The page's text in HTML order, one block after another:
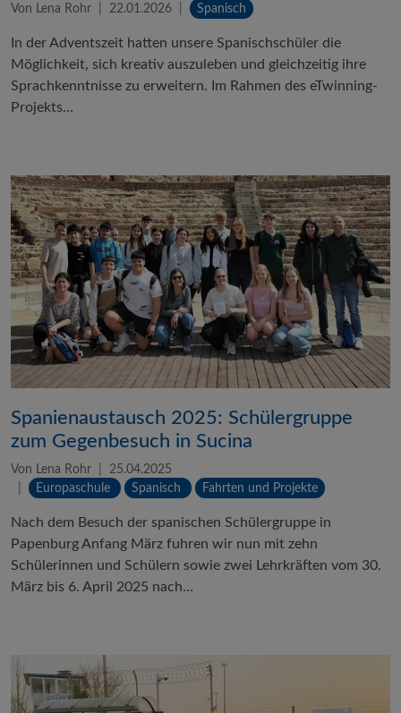
Von Lena Rohr 22.01.2026 Spanisch
In der Adventszeit hatten unsere Spanischschüler die
Möglichkeit, sich kreativ auszuleben und gleichzeitig ihre
Sprachkenntnisse zu erweitern. Im Rahmen des eTwinning-
Projekts…
Spanienaustausch 2025: Schülergruppe
zum Gegenbesuch in Sucina
Von Lena Rohr
25.04.2025
Europaschule
Spanisch Fahrten und Projekte
Nach dem Besuch der spanischen Schülergruppe in
Papenburg Anfang März fuhren wir nun mit zehn
Schülerinnen und Schülern sowie zwei Lehrkräften vom 30.
März bis 6. April 2025 nach…